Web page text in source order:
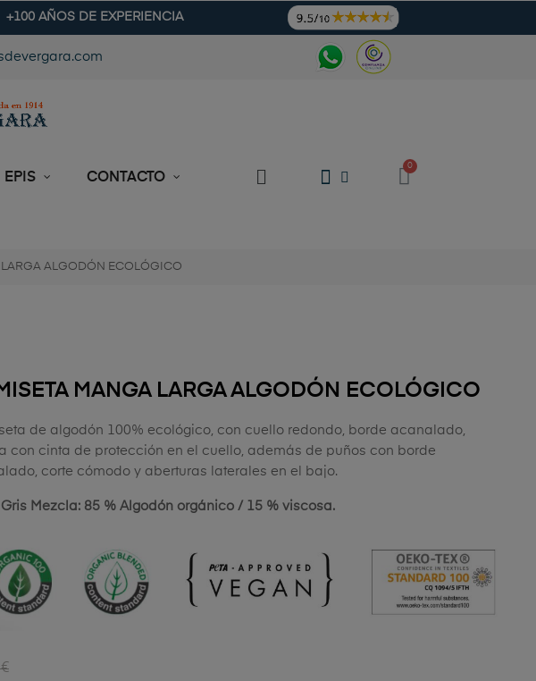
+100 AÑOS DE EXPERIENCIA
EPIS CONTACTO
ALGODÓN ECOLÓGICO
MANGA LARGA ALGODÓN ECOLÓGICO
de algodón 100% ecológico, con cuello redondo, borde acanalado,
con cinta de protección en el cuello, además de puños con borde
corte cómodo y aberturas laterales en el bajo.
Mezcla: 85 % Algodón orgánico / 15 % viscosa.